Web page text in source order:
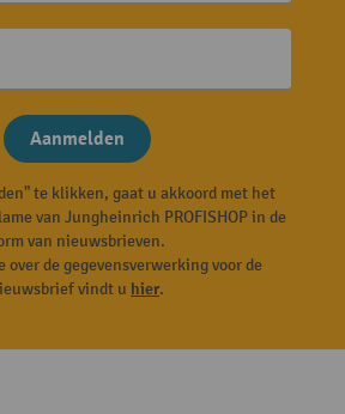
Aanmelden
te klikken, gaat u akkoord met het
van Jungheinrich PROFISHOP in de
van nieuwsbrieven.
de gegevensverwerking voor de
vindt u hier.